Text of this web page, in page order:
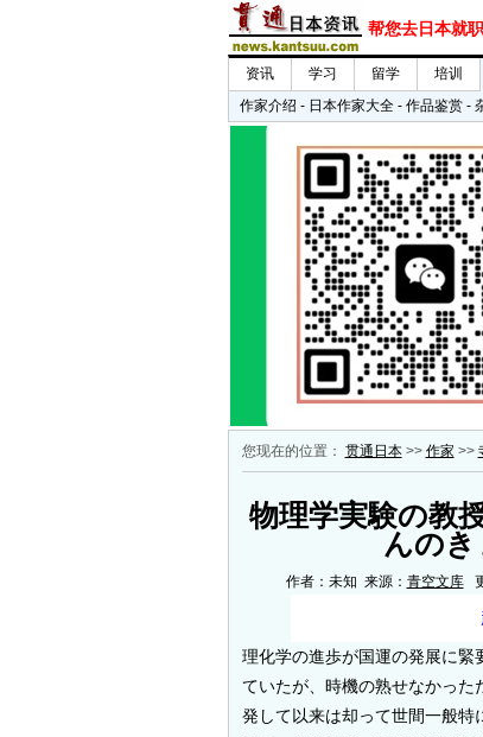
您现在的位置： 贯通日本>> 作家 >>
物理学実験の教
んのき
作者：未知 来源： 青空文库更
理化学の進歩が国運の発展に緊
ていたが、時機の熟せなかった
発して以来は却って世間一般特